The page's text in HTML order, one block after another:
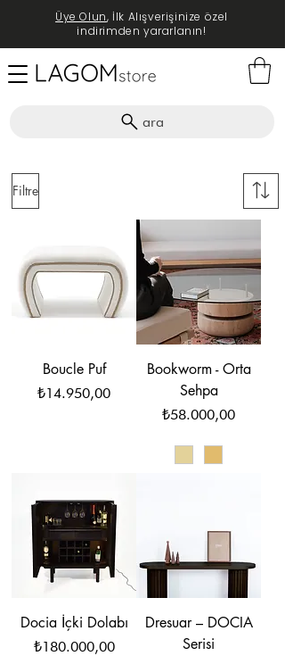
ara
Üye Olun, İlk Alışverişinize özel
indirimden yararlanın!
Filtre
Boucle Puf
Fiyat
₺14.950,00
Bookworm - Orta
Sehpa
Fiyat
₺58.000,00
Docia İçki Dolabı
Fiyat
₺180.000,00
Dresuar – DOCIA
Serisi